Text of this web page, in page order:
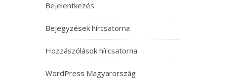
Bejelentkezés
Bejegyzések hírcsatorna
Hozzászólások hírcsatorna
WordPress Magyarország